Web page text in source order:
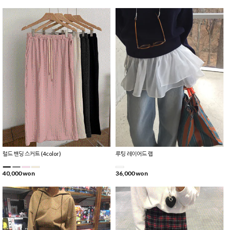
럴드 밴딩 스커트 (4color)
40,000 won
루팅 레이어드 랩
36,000 won